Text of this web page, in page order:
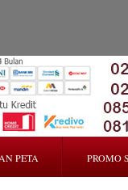
PETA PROMO